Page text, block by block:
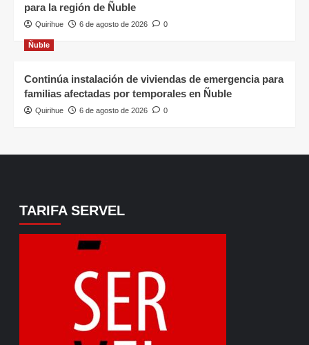
para la región de Ñuble
Quirihue 6 de agosto de 2026 0
Ñuble
Continúa instalación de viviendas de emergencia para
familias afectadas por temporales en Ñuble
Quirihue 6 de agosto de 2026 0
TARIFA SERVEL